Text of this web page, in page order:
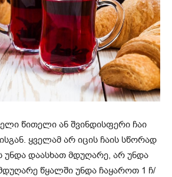
წითელი ან შვინდისფერი ჩაი
ყველამ არ იცის ჩაის სწორად
უნდა დაასხათ მდუღარე, არ უნდა
წყალში უნდა ჩაყაროთ 1 ჩ/